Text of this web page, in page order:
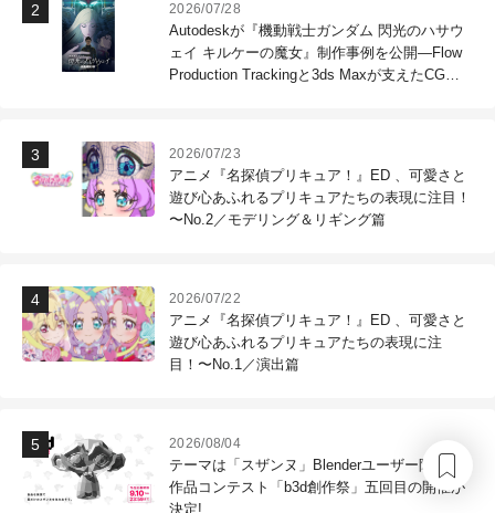
2026/07/28
Autodeskが『機動戦士ガンダム 閃光のハサウ
ェイ キルケーの魔女』制作事例を公開―Flow
Production Trackingと3ds Maxが支えたCG制
2026/07/23
アニメ『名探偵プリキュア！』ED 、可愛さと
遊び心あふれるプリキュアたちの表現に注目！
〜No.2／モデリング＆リギング篇
2026/07/22
アニメ『名探偵プリキュア！』ED 、可愛さと
遊び心あふれるプリキュアたちの表現に注
目！〜No.1／演出篇
2026/08/04
テーマは「スザンヌ」Blenderユーザー限定CG
作品コンテスト「b3d創作祭」五回目の開催が
決定!